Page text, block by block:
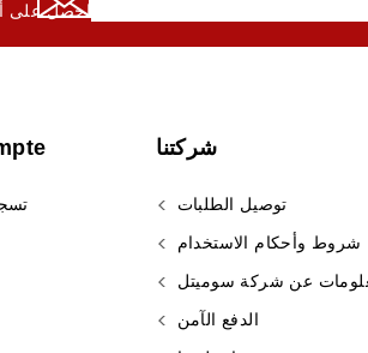
احصل على
شركتنا
توصيل الطلبات
شروط وأحكام الاستخدام
عن شركة سوميتل
الدفع الآمن